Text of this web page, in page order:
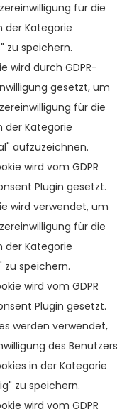
für die
der Kategorie
zu speichern.
wird durch GDPR-
gesetzt, um
für die
der Kategorie
aufzuzeichnen.
wird vom GDPR
Plugin gesetzt.
wird verwendet, um
für die
der Kategorie
zu speichern.
wird vom GDPR
Plugin gesetzt.
werden verwendet,
des Benutzers
in der Kategorie
zu speichern.
wird vom GDPR